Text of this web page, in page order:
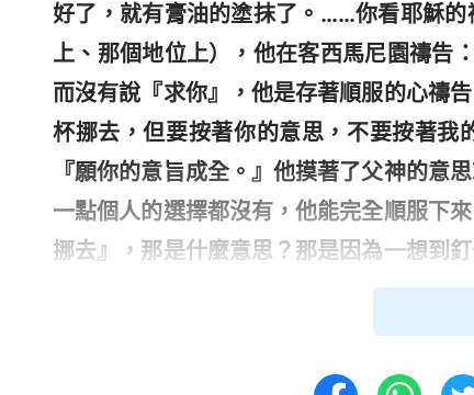
好了，就有膏油的塗抹了。……你看耶穌
上、那個地位上），他在客西馬尼園禱告
而沒有說『求你』，他是存著順服的心禱
杯挪去，但要按著你的意思，不要按著我
『願你的意旨成全。』他摸著了父神的意
一點個人的選擇都沒有，他能完全順服下
挪去』，那是什麼意思？那是因為一想到
事，而且是在他還沒有完全摸著父神的意
能那樣禱告，這就是相當相當順服了。他
挪去，而是在不明白的情況下尋求神的意